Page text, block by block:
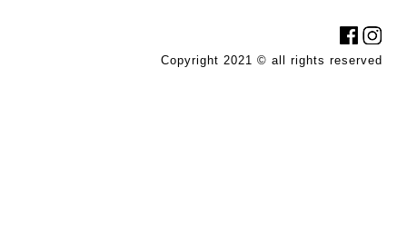
Copyright 2021 © all rights reserved